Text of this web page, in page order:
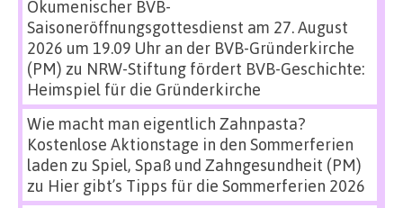
Ökumenischer BVB-
Saisoneröffnungsgottesdienst am 27. August
2026 um 19.09 Uhr an der BVB-Gründerkirche
(PM) zu NRW-Stiftung fördert BVB-Geschichte:
Heimspiel für die Gründerkirche
Wie macht man eigentlich Zahnpasta?
Kostenlose Aktionstage in den Sommerferien
laden zu Spiel, Spaß und Zahngesundheit (PM)
zu Hier gibt’s Tipps für die Sommerferien 2026